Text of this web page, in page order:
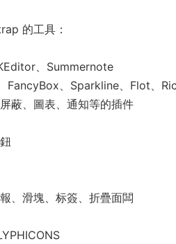
的工具：
、Summernote
FancyBox、Sparkline、Flot、
蔽、圖表、通知等的插件
、滑塊、标簽、折疊面闆